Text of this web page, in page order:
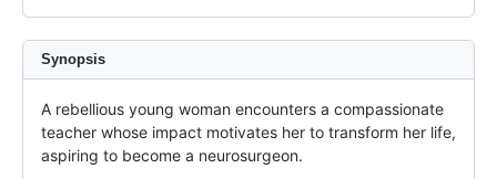
Synopsis
A rebellious young woman encounters a compassionate
teacher whose impact motivates her to transform her life,
aspiring to become a neurosurgeon.